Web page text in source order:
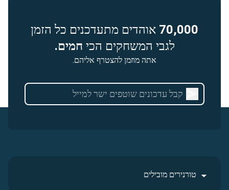
70,000 אוהדים מתעדכנים כל הזמן
לגבי המשחקים הכי חמים.
אתה מוזמן להצטרף אליהם.
טורנירים מובילים